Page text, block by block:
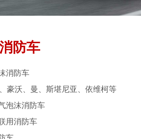
防车
消防车
、曼、斯堪尼亚、依维柯等
泡沫消防车
用消防车